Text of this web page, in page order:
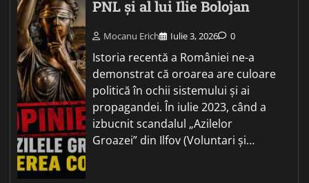
PNL și al lui Ilie Bolojan
Mocanu Erich Iulie 3, 2026 0
Istoria recentă a României ne-a
demonstrat că oroarea are culoare
politică în ochii sistemului și ai
propagandei. În iulie 2023, când a
izbucnit scandalul „Azilelor
Groazei” din Ilfov (Voluntari și…